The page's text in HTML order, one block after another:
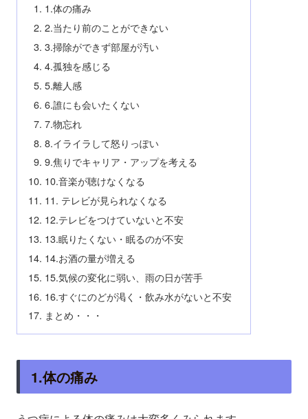
1.体の痛み
2.当たり前のことができない
3.掃除ができず部屋が汚い
4.孤独を感じる
5.離人感
6.誰にも会いたくない
7.物忘れ
8.イライラして怒りっぽい
9.焦りでキャリア・アップを考える
10.音楽が聴けなくなる
11. テレビが見られなくなる
12.テレビをつけていないと不安
13.眠りたくない・眠るのが不安
14.お酒の量が増える
15.気候の変化に弱い、雨の日が苦手
16.すぐにのどが渇く・飲み水がないと不安
まとめ・・・
1.体の痛み